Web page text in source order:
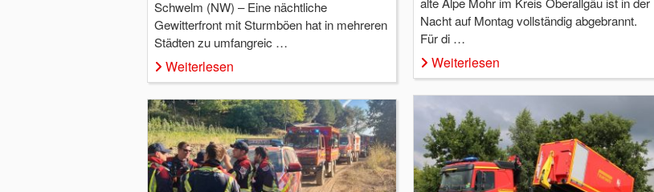
Schwelm (NW) – Eine nächtliche
Gewitterfront mit Sturmböen hat in mehreren
Städten zu umfangreic …
Weiterlesen
Nacht auf Montag vollständig abgebrannt.
Für di …
Weiterlesen